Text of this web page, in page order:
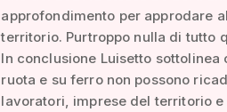
approfondimento per approdare
territorio. Purtroppo nulla di tutto
In conclusione Luisetto
ruota e su ferro non possono
lavoratori, imprese del territorio